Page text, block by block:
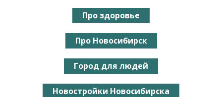
Про здоровье
Про Новосибирск
Город для людей
Новостройки Новосибирска